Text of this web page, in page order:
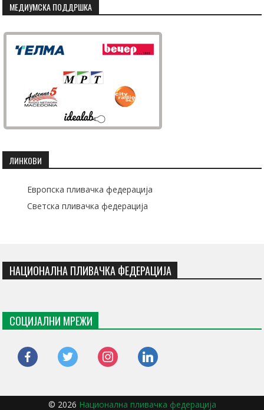
МЕДИУМСКА ПОДДРШКА
ЛИНКОВИ
Европска пливачка федерација
Светска пливачка федерација
НАЦИОНАЛНА ПЛИВАЧКА ФЕДЕРАЦИЈА
СОЦИЈАЛНИ МРЕЖИ
facebook twitter instagram linkedin
© 2026 Национална пливачка федерација